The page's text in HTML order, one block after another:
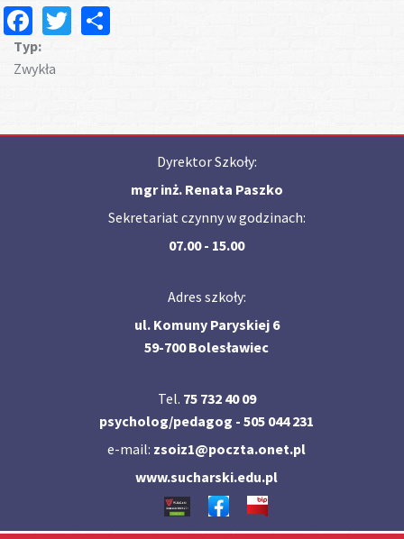
Facebook
Twitter
Typ:
Zwykła
Dyrektor Szkoły:
mgr inż. Renata Paszko
Sekretariat czynny w godzinach:
07.00 - 15.00
Adres szkoły:
ul. Komuny Paryskiej 6
59-700 Bolesławiec
Tel. 75 732 40 09
psycholog/pedagog - 505 044 231
e-mail: zsoiz1@poczta.onet.pl
www.sucharski.edu.pl